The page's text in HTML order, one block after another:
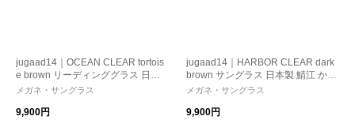
jugaad14｜OCEAN CLEAR tortois
e brown リーディンググラス 日本
製 鯖江 かけ心地 ストレスフリー
母の日 ギフト
メガネ・サングラス
9,900円
jugaad14｜HARBOR CLEAR dark
brown サングラス 日本製 鯖江 かけ
心地 ストレスフリー 機能性レン
フト
メガネ・サングラス
9,900円